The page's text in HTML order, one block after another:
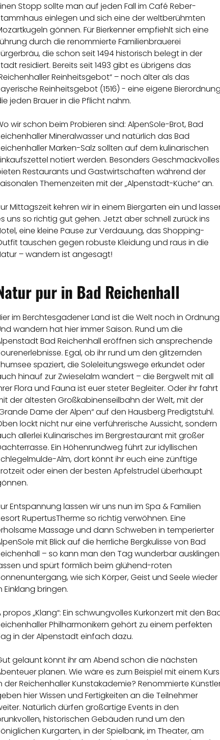
Stopp sollte man auf jeden Fall im Café Reber-
einlegen und sich eine der weltberühmten
gönnen. Für Bierkenner empfiehlt sich eine
durch die renommierte Familienbrauerei
die schon seit 1494 historisch belegt in der
residiert. Bereits seit 1493 gibt es übrigens das
Reinheitsgebot“ – noch älter als das
Reinheitsgebot (1516) - eine eigene
jeden Brauer in die Pflicht nahm.
wir schon beim Probieren sind: AlpenSole-Brot, Bad
Mineralwasser und natürlich das Bad
Marken-Salz sollten auf dem kulinarischen
notiert werden. Besonders Geschmackvolles
Restaurants und Gastwirtschaften während der
Themenzeiten mit der „Alpenstadt-Küche“ an.
Mittagszeit kehren wir in einem Biergarten ein und
uns so richtig gut gehen. Jetzt aber schnell zurück ins
eine kleine Pause zur Verdauung, das Shopping-
tauschen gegen robuste Kleidung und raus in die
– wandern ist angesagt!
pur in Bad Reichenhall
im Berchtesgadener Land ist die Welt noch in
wandern hat hier immer Saison. Rund um die
Bad Reichenhall eröffnen sich ansprechende
Egal, ob ihr rund um den glitzernden
spaziert, die Soleleitungswege erkundet oder
hinauf zur Zwieselalm wandert – die Bergwelt mit all
Flora und Fauna ist euer steter Begleiter. Oder ihr fahrt
der ältesten Großkabinenseilbahn der Welt, mit der
Dame der Alpen“ auf den Hausberg Predigtstuhl.
lockt nicht nur eine verführerische Aussicht, sondern
allerlei Kulinarisches im Bergrestaurant mit großer
Ein Höhenrundweg führt zur idyllischen
Alm, dort könnt ihr euch eine zünftige
oder einen der besten Apfelstrudel überhaupt
Entspannung lassen wir uns nun im Spa & Familien
RupertusTherme so richtig verwöhnen. Eine
Massage und dann Schweben in temperierter
mit Blick auf die herrliche Bergkulisse von Bad
– so kann man den Tag wunderbar ausklingen
und spürt förmlich beim glühend-roten
wie sich Körper, Geist und Seele wieder
Einklang bringen.
propos „Klang“: Ein schwungvolles Kurkonzert mit den
Philharmonikern gehört zu einem perfekten
in der Alpenstadt einfach dazu.
gelaunt könnt ihr am Abend schon die nächsten
planen. Wie wäre es zum Beispiel mit einem Kurs
der Reichenhaller Kunstakademie? Renommierte
hier Wissen und Fertigkeiten an die Teilnehmer
Natürlich dürfen großartige Events in den
historischen Gebäuden rund um den
Kurgarten, in der Spielbank, im Theater, am